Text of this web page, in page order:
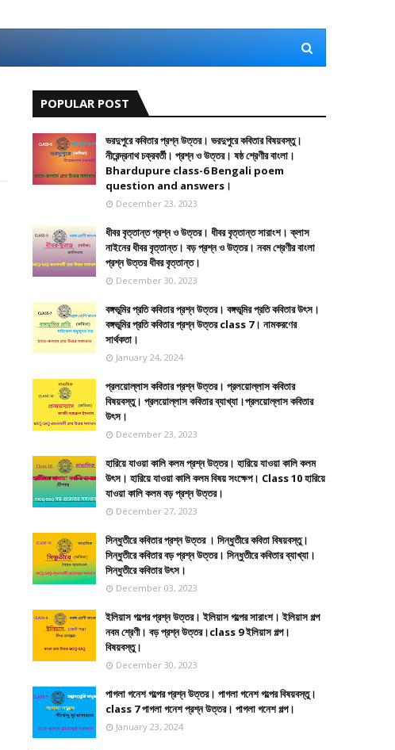
POPULAR POST
ভরদুপুরে কবিতার প্রশ্ন উত্তর। ভরদুপুরে কবিতার বিষয়বস্তু।
নীরেন্দ্রনাথ চক্রবর্তী। প্রশ্ন ও উত্তর। ষষ্ঠ শ্রেণীর বাংলা।
Bhardupure class-6 Bengali poem
question and answers।
December 23, 2023
ধীবর বৃত্তান্ত প্রশ্ন ও উত্তর। ধীবর বৃত্তান্ত সারাংশ। ক্লাস
নাইনের ধীবর বৃত্তান্ত। বড় প্রশ্ন ও উত্তর। নবম শ্রেণীর বাংলা
প্রশ্ন উত্তর ধীবর বৃত্তান্ত।
December 30, 2023
বঙ্গভূমির প্রতি কবিতার প্রশ্ন উত্তর। বঙ্গভূমির প্রতি কবিতার উৎস।
বঙ্গভূমির প্রতি কবিতার প্রশ্ন উত্তর class 7। নামকরণের
সার্থকতা।
January 24, 2024
প্রলয়োল্লাস কবিতার প্রশ্ন উত্তর। প্রলয়োল্লাস কবিতার
বিষয়বস্তু। প্রলয়োল্লাস কবিতার ব্যাখ্যা।প্রলয়োল্লাস কবিতার
উৎস।
December 23, 2023
হারিয়ে যাওয়া কালি কলম প্রশ্ন উত্তর। হারিয়ে যাওয়া কালি কলম
উৎস। হারিয়ে যাওয়া কালি কলম বিষয় সংক্ষেপ। Class 10 হারিয়ে
যাওয়া কালি কলম বড় প্রশ্ন উত্তর।
December 27, 2023
সিন্ধুতীরে কবিতার প্রশ্ন উত্তর । সিন্ধুতীরে কবিতা বিষয়বস্তু।
সিন্ধুতীরে কবিতার বড় প্রশ্ন উত্তর। সিন্ধুতীরে কবিতার ব্যাখ্যা।
সিন্ধুতীরে কবিতার উৎস।
December 03, 2023
ইলিয়াস গল্পের প্রশ্ন উত্তর। ইলিয়াস গল্পের সারাংশ। ইলিয়াস গল্প
নবম শ্রেণী। বড় প্রশ্ন উত্তর।class 9 ইলিয়াস গল্প।
বিষয়বস্তু।
December 30, 2023
পাগলা গনেশ গল্পের প্রশ্ন উত্তর। পাগলা গনেশ গল্পের বিষয়বস্তু।
class 7 পাগলা গনেশ প্রশ্ন উত্তর। পাগলা গনেশ গল্প।
January 23, 2024